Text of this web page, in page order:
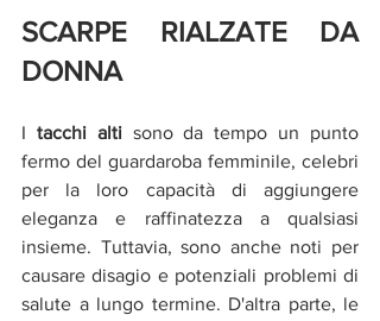
SCARPE RIALZATE DA
DONNA
I tacchi alti sono da tempo un punto
fermo del guardaroba femminile, celebri
per la loro capacità di aggiungere
eleganza e raffinatezza a qualsiasi
insieme. Tuttavia, sono anche noti per
causare disagio e potenziali problemi di